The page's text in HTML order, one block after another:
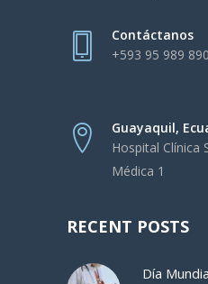
Contáctanos
+593 95 989
Guayaquil,
Hospital Clínica
Médica 1
RECENT POSTS
Día